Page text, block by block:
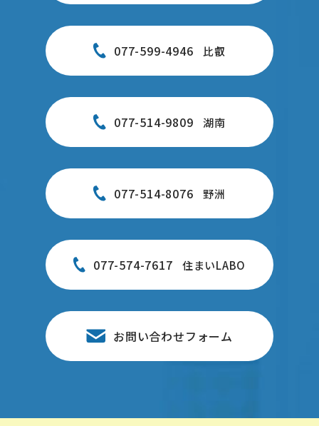
077-599-4946 比叡
077-514-9809 湖南
077-514-8076 野洲
077-574-7617 住まいLABO
お問い合わせフォーム